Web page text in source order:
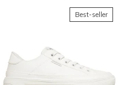
Best-seller